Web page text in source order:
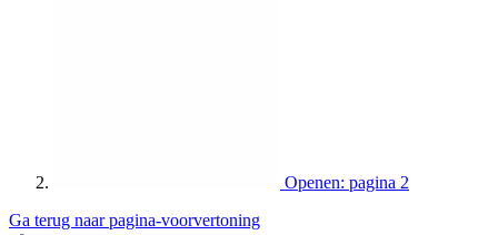
Openen: pagina 2
Ga terug naar pagina-voorvertoning